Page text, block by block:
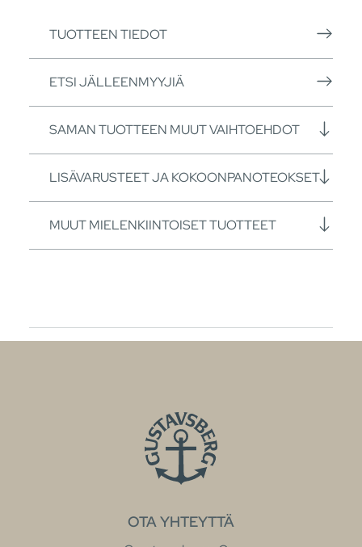
TUOTTEEN TIEDOT
ETSI JÄLLEENMYYJIÄ
SAMAN TUOTTEEN MUUT VAIHTOEHDOT
LISÄVARUSTEET JA KOKOONPANOTEOKSET
MUUT MIELENKIINTOISET TUOTTEET
OTA YHTEYTTÄ